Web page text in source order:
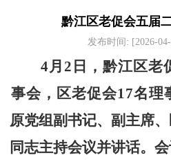
黔江区老促会五届
发布时间: [2026-
4月2日，黔江区老
事会，区老促会17名理
原党组副书记、副主席
同志主持会议并讲话。